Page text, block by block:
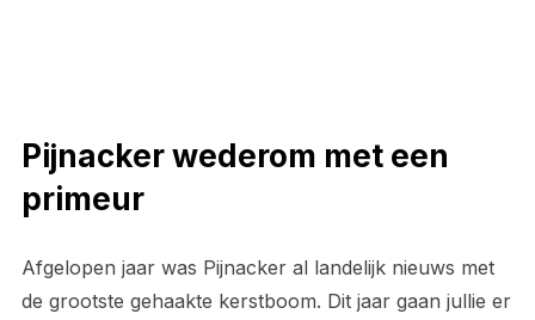
Pijnacker wederom met een
primeur
Afgelopen jaar was Pijnacker al landelijk nieuws met
de grootste gehaakte kerstboom. Dit jaar gaan jullie er